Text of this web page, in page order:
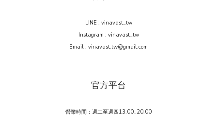
LINE : vinavast_tw
Instagram : vinavast_tw
Email : vinavast.tw@gmail.com
官方平台
營業時間：週二至週四13:00_20:00